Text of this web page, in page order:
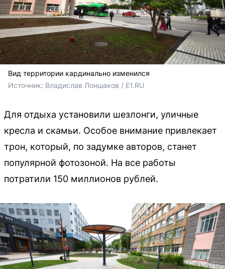
Вид территории кардинально изменился
Источник: Владислав Лоншаков / E1.RU
Для отдыха установили шезлонги, уличные
кресла и скамьи. Особое внимание привлекает
трон, который, по задумке авторов, станет
популярной фотозоной. На все работы
потратили 150 миллионов рублей.